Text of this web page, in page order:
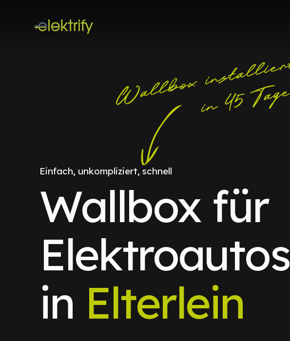
Einfach, unkompliziert, schnell
Wallbox für
Elektroautos
in Elterlein